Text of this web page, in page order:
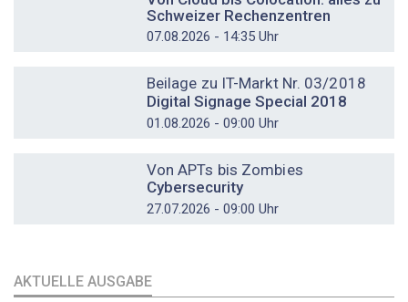
Schweizer Rechenzentren
07.08.2026 - 14:35 Uhr
Beilage zu IT-Markt Nr. 03/2018
Digital Signage Special 2018
01.08.2026 - 09:00 Uhr
Von APTs bis Zombies
Cybersecurity
27.07.2026 - 09:00 Uhr
AKTUELLE AUSGABE